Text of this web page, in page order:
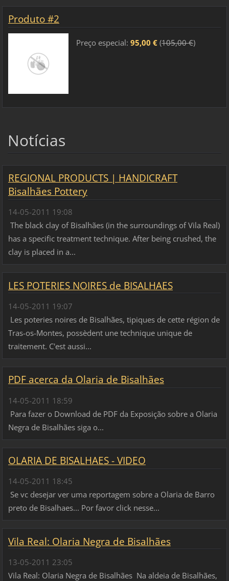
Produto #2
Preço especial: 95,00 €(105,00 €)
Notícias
REGIONAL PRODUCTS | HANDICRAFT
Bisalhães Pottery
14-05-2011 19:08
The black clay of Bisalhães (in the surroundings of Vila Real)
has a specific treatment technique. After being crushed, the
clay is placed in a...
LES POTERIES NOIRES de BISALHAES
14-05-2011 19:07
Les poteries noires de Bisalhães, tipiques de cette région de
Tras-os-Montes, possèdent une technique unique de
traitement. C'est aussi...
PDF acerca da Olaria de Bisalhães
14-05-2011 18:59
Para fazer o Download de PDF da Exposição sobre a Olaria
Negra de Bisalhães siga o...
OLARIA DE BISALHAES - VIDEO
14-05-2011 18:45
Se vc desejar ver uma reportagem sobre a Olaria de Barro
preto de Bisalhaes... Por favor click nesse...
Vila Real: Olaria Negra de Bisalhães
13-05-2011 23:05
Vila Real: Olaria Negra de Bisalhães Na aldeia de Bisalhães,